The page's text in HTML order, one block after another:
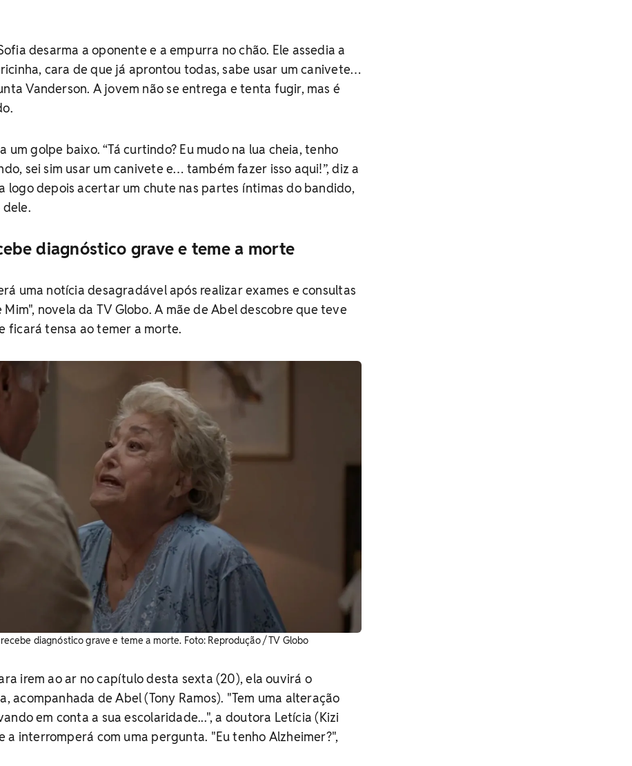
desarma a oponente e a empurra no chão. Ele assedia a
cara de que já aprontou todas, sabe usar um canivete…
Vanderson. A jovem não se entrega e tenta fugir, mas é
um golpe baixo. “Tá curtindo? Eu mudo na lua cheia, tenho
sei sim usar um canivete e… também fazer isso aqui!”, diz a
logo depois acertar um chute nas partes íntimas do bandido,
diagnóstico grave e teme a morte
uma notícia desagradável após realizar exames e consultas
novela da TV Globo. A mãe de Abel descobre que teve
ficará tensa ao temer a morte.
diagnóstico grave e teme a morte. ​Foto: Reprodução / TV Globo
irem ao ar no capítulo desta sexta (20), ela ouvirá o
acompanhada de Abel (Tony Ramos). "Tem uma alteração
em conta a sua escolaridade...", a doutora Letícia (Kizi
a interromperá com uma pergunta. "Eu tenho Alzheimer?",